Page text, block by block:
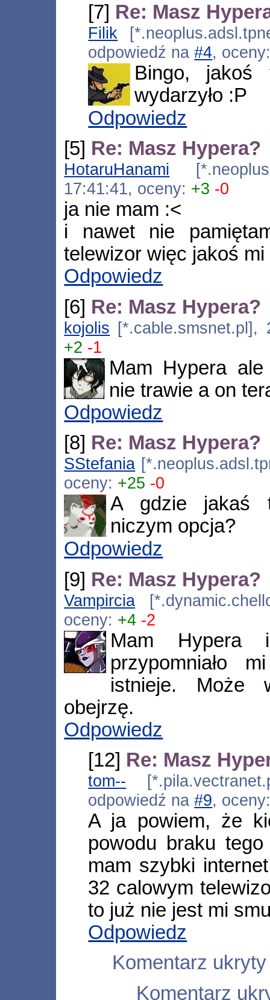
[7] Re: Masz
Filik
odpowiedź na#4,
Bingo,
wydarzyło :P
Odpowiedz
[5] Re: Masz Hypera?
HotaruHanami
17:41:41, oceny: +3 -0
ja nie mam :<
i nawet nie
telewizor więc jakoś
Odpowiedz
[6] Re: Masz Hypera?
kojolis [*.cable.smsnet.pl],
+2 -1
Mam Hypera
nie trawie a on
Odpowiedz
[8] Re: Masz Hypera?
SStefania
oceny: +25 -0
A gdzie jakaś
niczym opcja?
Odpowiedz
[9] Re: Masz Hypera?
Vampircia
oceny: +4 -2
Mam Hypera
przypomniało
istnieje. Może
obejrzę.
Odpowiedz
[12] Re: Masz
tom--
odpowiedź na#9,
A ja powiem, że
powodu braku
mam szybki
32 calowym
to już nie jest mi
Odpowiedz
Komentarz
Komentarz